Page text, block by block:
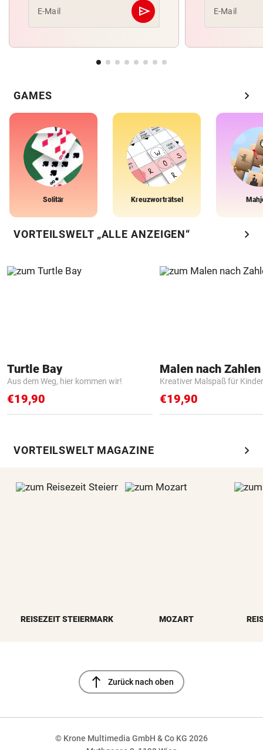
E-Mail send
Abschicken E-Mail
GAMES chevron_right
Solitär Kreuzworträtsel
VORTEILSWELT „ALLE ANZEIGEN“ chevron_right
Turtle Bay
Aus dem Weg, hier kommen wir!
€19,90
Kreativer Malspaß für Kinder
€19,90
VORTEILSWELT MAGAZINE chevron_right
REISEZEIT STEIERMARK MOZART
north Zurück nach oben
© Krone Multimedia GmbH & Co KG 2026